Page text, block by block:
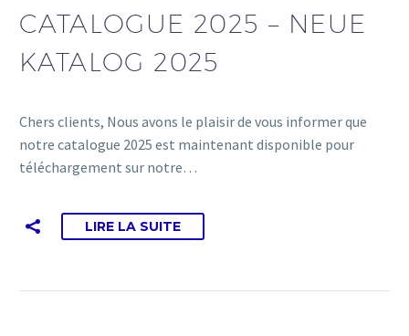
CATALOGUE 2025 – NEUE
KATALOG 2025
Chers clients, Nous avons le plaisir de vous informer que
notre catalogue 2025 est maintenant disponible pour
téléchargement sur notre…
LIRE LA SUITE